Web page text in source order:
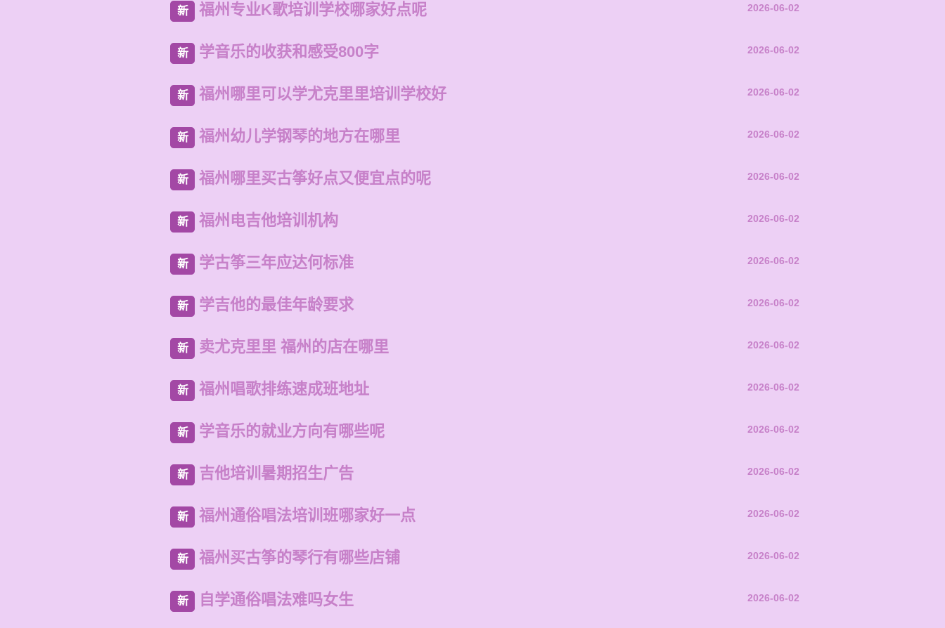
新 福州专业K歌培训学校哪家好点呢 2026-06-02
新 学音乐的收获和感受800字 2026-06-02
新 福州哪里可以学尤克里里培训学校好 2026-06-02
新 福州幼儿学钢琴的地方在哪里 2026-06-02
新 福州哪里买古筝好点又便宜点的呢 2026-06-02
新 福州电吉他培训机构 2026-06-02
新 学古筝三年应达何标准 2026-06-02
新 学吉他的最佳年龄要求 2026-06-02
新 卖尤克里里 福州的店在哪里 2026-06-02
新 福州唱歌排练速成班地址 2026-06-02
新 学音乐的就业方向有哪些呢 2026-06-02
新 吉他培训暑期招生广告 2026-06-02
新 福州通俗唱法培训班哪家好一点 2026-06-02
新 福州买古筝的琴行有哪些店铺 2026-06-02
新 自学通俗唱法难吗女生 2026-06-02